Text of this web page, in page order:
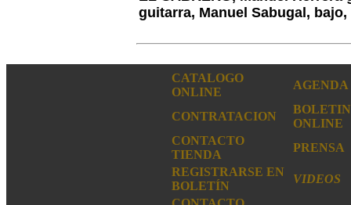
guitarra, Manuel Sabugal,
CATALOGO
ONLINE
AGENDA
CONTRATACION
BOLETIN
ONLINE
CONTACTO
TIENDA
PRENSA
REGISTRARSE EN
BOLETÍN
VIDEOS